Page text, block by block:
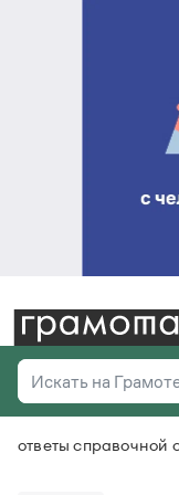
Искать на
Справочная
Везде
ответы справочной